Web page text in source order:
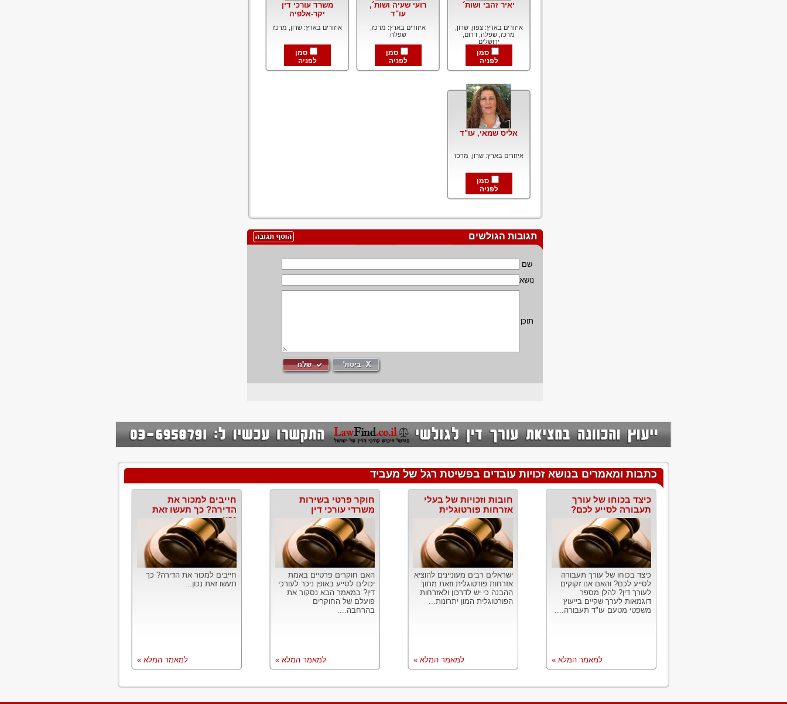
יאיר זהבי ושות´
איזורים בארץ: צפון, שרון,
מרכז, שפלה, דרום,
ירושלים
סמן
לפניה
רועי שעיה ושות´,
עו"ד
איזורים בארץ: מרכז,
שפלה
סמן
לפניה
משרד עורכי דין
יקר-אלפיה
איזורים בארץ: שרון, מרכז
סמן
לפניה
אליס שמאי, עו"ד
איזורים בארץ: שרון, מרכז
סמן
לפניה
תגובות הגולשים
שם
נושא
תוכן
כתבות ומאמרים בנושא זכויות עובדים בפשיטת רגל של מעביד
כיצד בכוחו של עורך
תעבורה לסייע לכם?
כיצד בכוחו של עורך תעבורה
לסייע לכם? והאם אנו זקוקים
לעורך דין? להלן מספר
דוגמאות לערך שקיים בייעוץ
משפטי מטעם עו"ד תעבורה....
למאמר המלא »
חובות וזכויות של בעלי
אזרחות פורטוגלית
ישראלים רבים מעוניינים להוציא
אזרחות פורטוגלית וזאת מתוך
ההבנה כי יש לדרכון ולאזרחות
הפורטוגלית המון יתרונות...
למאמר המלא »
חוקר פרטי בשירות
משרדי עורכי דין
האם חוקרים פרטיים באמת
יכולים לסייע באופן ניכר לעורכי
דין? במאמר הבא נסקור את
פועלם של החוקרים
בהרחבה....
למאמר המלא »
חייבים למכור את
הדירה? כך תעשו זאת
נכון
חייבים למכור את הדירה? כך
תעשו זאת נכון...
למאמר המלא »